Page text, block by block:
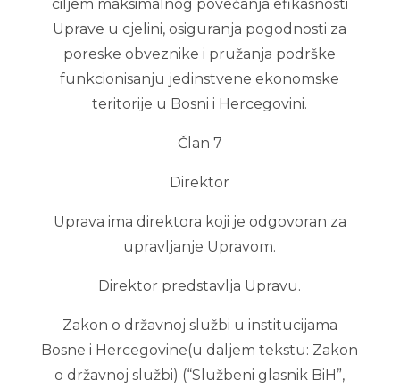
ciljem maksimalnog povećanja efikasnosti
Uprave u cjelini, osiguranja pogodnosti za
poreske obveznike i pružanja podrške
funkcionisanju jedinstvene ekonomske
teritorije u Bosni i Hercegovini.
Član 7
Direktor
Uprava ima direktora koji je odgovoran za
upravljanje Upravom.
Direktor predstavlja Upravu.
Zakon o državnoj službi u institucijama
Bosne i Hercegovine(u daljem tekstu: Zakon
o državnoj službi) (“Službeni glasnik BiH”,